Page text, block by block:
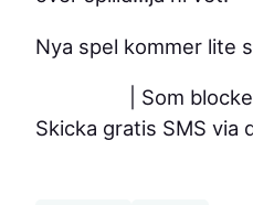
Nya spel kommer lite
| Som
Skicka gratis SMS via